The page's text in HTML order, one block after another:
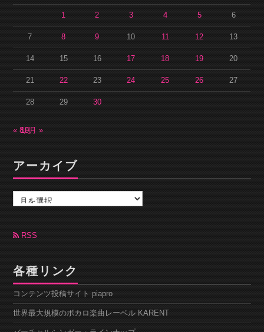
1 2 3 4 5 6
7 8 9 10 11 12 13
14 15 16 17 18 19 20
21 22 23 24 25 26 27
28 29 30
« 8月
10月 »
アーカイブ
カ
ブ RSS
各種リンク
コンテンツ投稿サイト piapro
世界最大規模のボカロ楽曲レーベル KARENT